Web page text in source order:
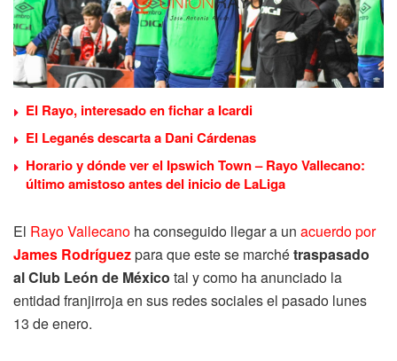
El Rayo, interesado en fichar a Icardi
El Leganés descarta a Dani Cárdenas
Horario y dónde ver el Ipswich Town – Rayo Vallecano:
último amistoso antes del inicio de LaLiga
El Rayo Vallecano ha conseguido llegar a un acuerdo por
James Rodríguezpara que este se marchétraspasado
al Club León de México tal y como ha anunciado la
entidad franjirroja en sus redes sociales el pasado lunes
13 de enero.